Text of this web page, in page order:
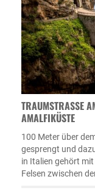
TRAUMSTRASSE
MALFIKÜSTE
100 Meter über
gesprengt und
in Italien gehört
Felsen zwischen